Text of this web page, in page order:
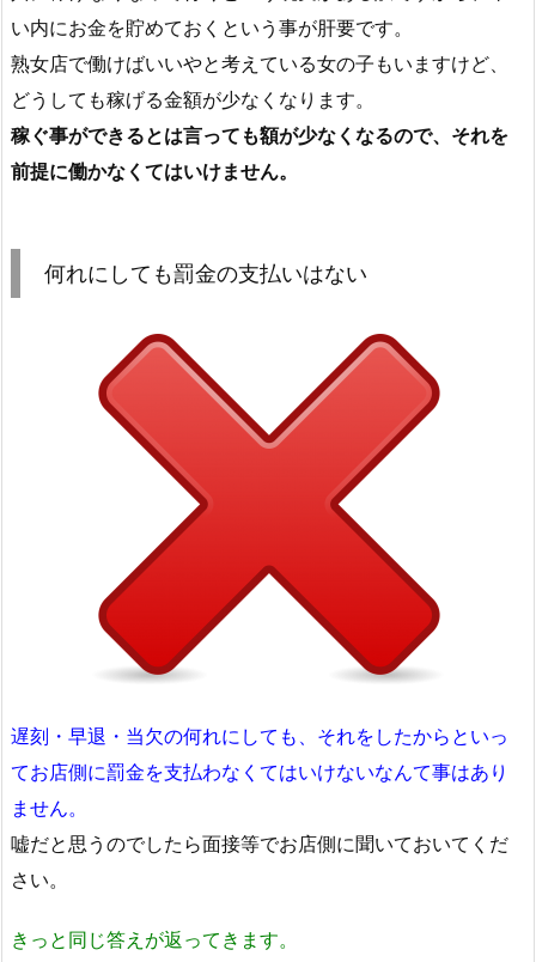
い内にお金を貯めておくという事が肝要です。
熟女店で働けばいいやと考えている女の子もいますけど、
どうしても稼げる金額が少なくなります。
稼ぐ事ができるとは言っても額が少なくなるので、それを
前提に働かなくてはいけません。
何れにしても罰金の支払いはない
遅刻・早退・当欠の何れにしても、それをしたからといっ
てお店側に罰金を支払わなくてはいけないなんて事はあり
ません。
嘘だと思うのでしたら面接等でお店側に聞いておいてくだ
さい。
きっと同じ答えが返ってきます。